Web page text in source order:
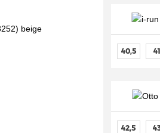
40,5 41
42,5